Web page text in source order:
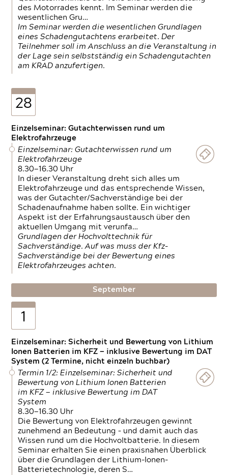
des Motorrades kennt. Im Seminar werden die
wesentlichen Gru…
Im Seminar werden die wesentlichen Grundlagen
eines Schadengutachtens erarbeitet. Der
Teilnehmer soll im Anschluss an die Veranstaltung in
der Lage sein selbstständig ein Schadengutachten
am KRAD anzufertigen.
28
Einzelseminar: Gutachterwissen rund um
Elektrofahrzeuge
Einzelseminar: Gutachterwissen rund um
Elektrofahrzeuge
8.30—16.30 Uhr
In dieser Veranstaltung dreht sich alles um
Elektrofahrzeuge und das entsprechende Wissen,
was der Gutachter/Sachverständige bei der
Schadenaufnahme haben sollte. Ein wichtiger
Aspekt ist der Erfahrungsaustausch über den
aktuellen Umgang mit verunfa…
Grundlagen der Hochvolttechnik für
Sachverständige. Auf was muss der Kfz-
Sachverständige bei der Bewertung eines
Elektrofahrzeuges achten.
September
1
Einzelseminar: Sicherheit und Bewertung von Lithium
Ionen Batterien im KFZ — inklusive Bewertung im DAT
System (2 Termine, nicht einzeln buchbar)
Termin 1/2: Einzelseminar: Sicherheit und
Bewertung von Lithium Ionen Batterien
im KFZ — inklusive Bewertung im DAT
System
8.30—16.30 Uhr
Die Bewertung von Elektrofahrzeugen gewinnt
zunehmend an Bedeutung – und damit auch das
Wissen rund um die Hochvoltbatterie. In diesem
Seminar erhalten Sie einen praxisnahen Überblick
über die Grundlagen der Lithium-Ionen-
Batterietechnologie, deren S…